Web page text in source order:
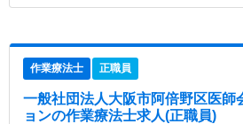
作業療法士 正職員
一般社団法人大阪市阿倍野区医師
ョンの作業療法士求人(正職員)